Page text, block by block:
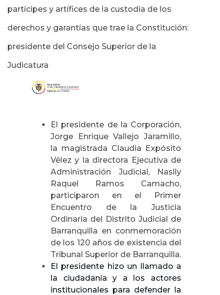
partícipes y artífices de la custodia de los
derechos y garantías que trae la Constitución:
presidente del Consejo Superior de la
Judicatura
El presidente de la Corporación,
Jorge Enrique Vallejo Jaramillo,
la magistrada Claudia Expósito
Vélez y la directora Ejecutiva de
Administración Judicial, Naslly
Raquel Ramos Camacho,
participaron en el Primer
Encuentro de la Justicia
Ordinaria del Distrito Judicial de
Barranquilla en conmemoración
de los 120 años de existencia del
Tribunal Superior de Barranquilla.
El presidente hizo un llamado a
la ciudadanía y a los actores
institucionales para defender la